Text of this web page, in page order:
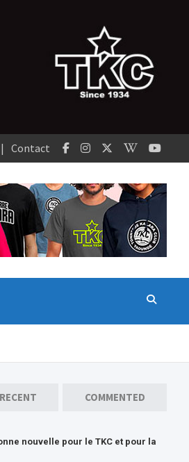
Contact
RECENT COMMENTED
nouvelle pour le TKC et pour la